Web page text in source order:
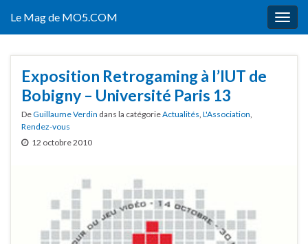
Le Mag de MO5.COM
Exposition Retrogaming à l’IUT de
Bobigny – Université Paris 13
DeGuillaume Verdin dans la catégorieActualités, L'Association,
Rendez-vous
12 octobre 2010